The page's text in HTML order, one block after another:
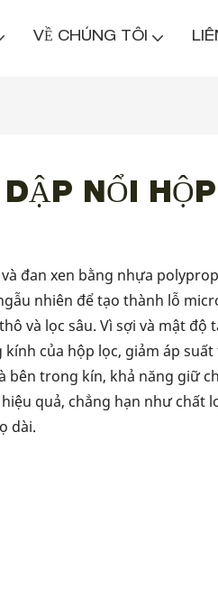
VỀ CHÚNG TÔI
NỔI
đan xen bằng nhựa
nhiên để tạo thành lỗ
và lọc sâu. Vì sợi và mật độ
của hộp lọc, giảm áp
bên trong kín, khả năng giữ
quả, chẳng hạn như chất
dài.